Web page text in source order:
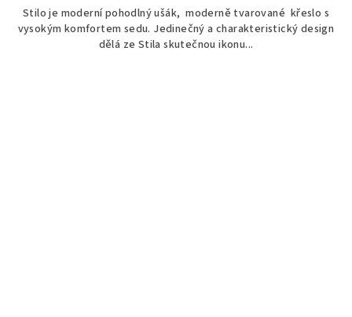
Stilo je moderní pohodlný ušák, moderně tvarované křeslo s
vysokým komfortem sedu. Jedinečný a charakteristický design
dělá ze Stila skutečnou ikonu...